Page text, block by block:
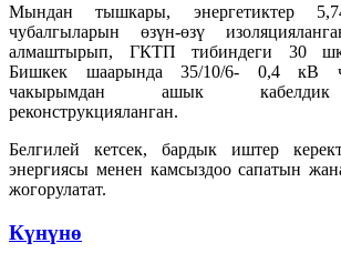
Мындан тышкары, энергетиктер
чубалгыларын өзүн-өзү
алмаштырып, ГКТП тибиндеги 30
Бишкек шаарында 35/10/6- 0,4 кВ
чакырымдан ашык кабелдик
реконструкцияланган.
Белгилей кетсек, бардык иштер
энергиясы менен камсыздоо сапатын
жогорулатат.
Күнүнө